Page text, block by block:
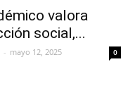
valora
social,...
- mayo 12, 2025 0